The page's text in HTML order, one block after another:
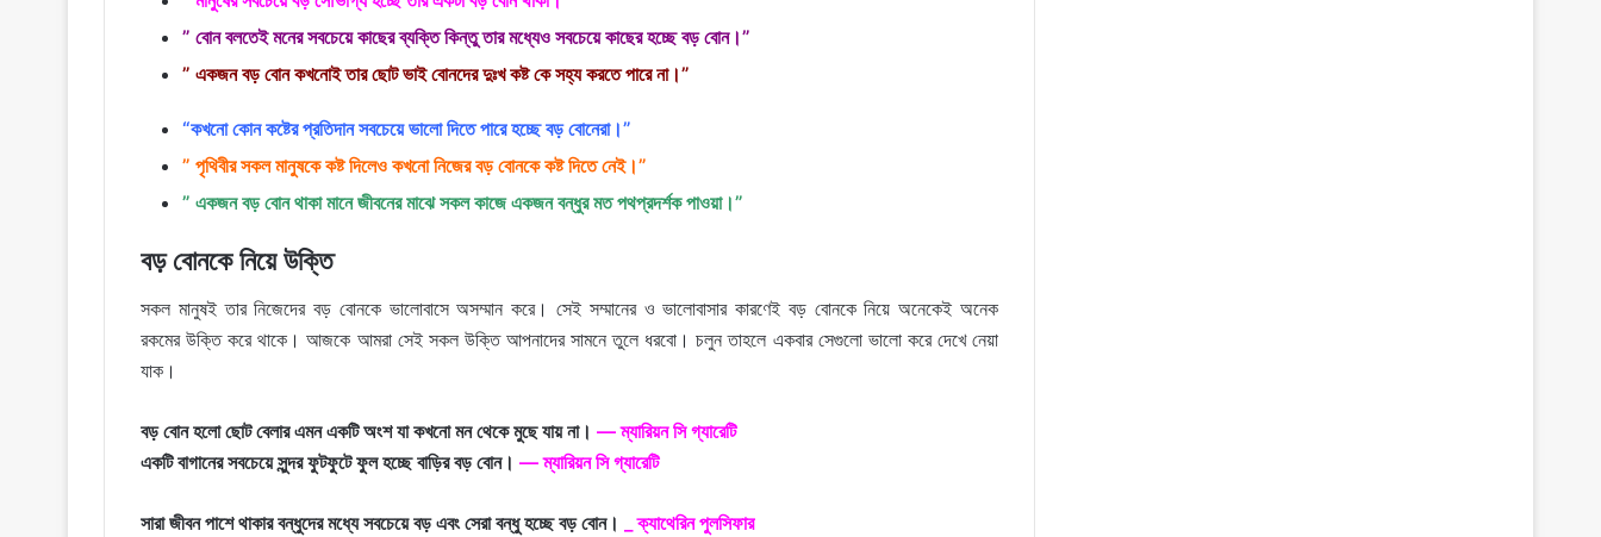
” বোন বলতেই মনের সবচেয়ে কাছের ব্যক্তি কিন্তু তার মধ্যেও সবচেয়ে কাছের হচ্ছে বড় বোন।”
” একজন বড় বোন কখনোই তার ছোট ভাই বোনদের দুঃখ কষ্ট কে সহ্য করতে পারে না।”
“কখনো কোন কষ্টের প্রতিদান সবচেয়ে ভালো দিতে পারে হচ্ছে বড় বোনেরা।”
” পৃথিবীর সকল মানুষকে কষ্ট দিলেও কখনো নিজের বড় বোনকে কষ্ট দিতে নেই।”
” একজন বড় বোন থাকা মানে জীবনের মাঝে সকল কাজে একজন বন্ধুর মত পথপ্রদর্শক পাওয়া।”
বড় বোনকে নিয়ে উক্তি
সকল মানুষই তার নিজেদের বড় বোনকে ভালোবাসে অসম্মান করে। সেই সম্মানের ও ভালোবাসার কারণেই বড় বোনকে নিয়ে অনেকেই অনেক
রকমের উক্তি করে থাকে। আজকে আমরা সেই সকল উক্তি আপনাদের সামনে তুলে ধরবো। চলুন তাহলে একবার সেগুলো ভালো করে দেখে নেয়া
যাক।
বড় বোন হলো ছোট বেলার এমন একটি অংশ যা কখনো মন থেকে মুছে যায় না। — ম্যারিয়ন সি গ্যারেটি
একটি বাগানের সবচেয়ে সুন্দর ফুটফুটে ফুল হচ্ছে বাড়ির বড় বোন। — ম্যারিয়ন সি গ্যারেটি
সারা জীবন পাশে থাকার বন্ধুদের মধ্যে সবচেয়ে বড় এবং সেরা বন্ধু হচ্ছে বড় বোন।
_ ক্যাথেরিন পুলসিফার